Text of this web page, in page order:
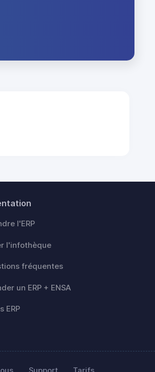
l'ERP
l'infothèque
fréquentes
un ERP + ENSA
ERP